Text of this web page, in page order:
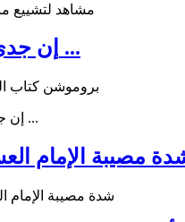
إن جدي الحسين ...
بروموشن كتاب
مصيبة الإمام